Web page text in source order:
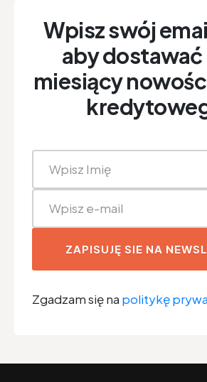
Wpisz swój
aby dostawać
miesiący
ZAPISUJĘ SIE NA
Zgadzam się na politykę